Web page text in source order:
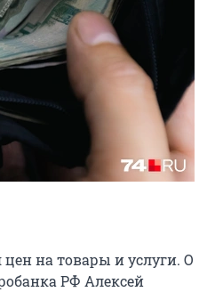
на товары и услуги. О
РФ Алексей